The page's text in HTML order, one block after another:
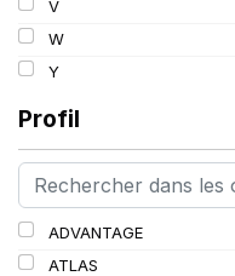
100
101
102
103
104
V
W
Y
Profil
ADVANTAGE
ATLAS